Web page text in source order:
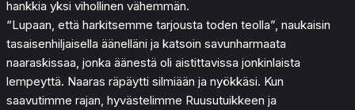
hankkia yksi vihollinen vähemmän.
“Lupaan, että harkitsemme tarjousta toden teolla”, naukaisin
tasaisenhiljaisella äänelläni ja katsoin savunharmaata
naaraskissaa, jonka äänestä oli aistittavissa jonkinlaista
lempeyttä. Naaras räpäytti silmiään ja nyökkäsi. Kun
saavutimme rajan, hyvästelimme Ruusutuikkeen ja